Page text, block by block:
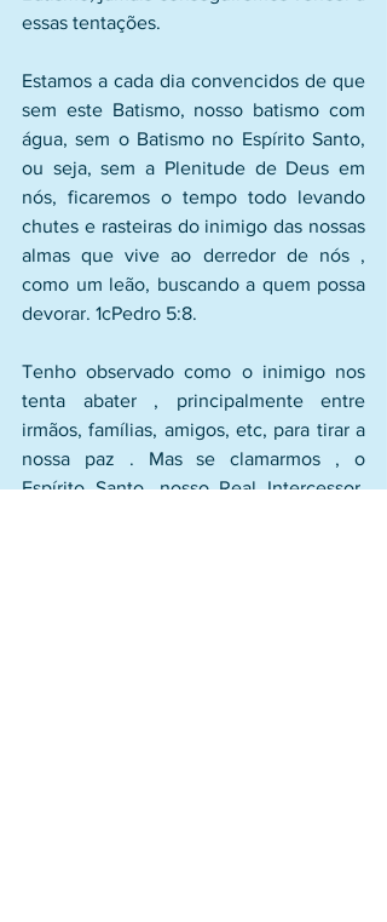
essas tentações.
Estamos a cada dia convencidos de que
sem este Batismo, nosso batismo com
água, sem o Batismo no Espírito Santo,
ou seja, sem a Plenitude de Deus em
nós, ficaremos o tempo todo levando
chutes e rasteiras do inimigo das nossas
almas que vive ao derredor de nós ,
como um leão, buscando a quem possa
devorar. 1cPedro 5:8.
Tenho observado como o inimigo nos
tenta abater , principalmente entre
irmãos, famílias, amigos, etc, para tirar a
nossa paz . Mas se clamarmos , o
Espírito Santo, nosso Real Intercessor,